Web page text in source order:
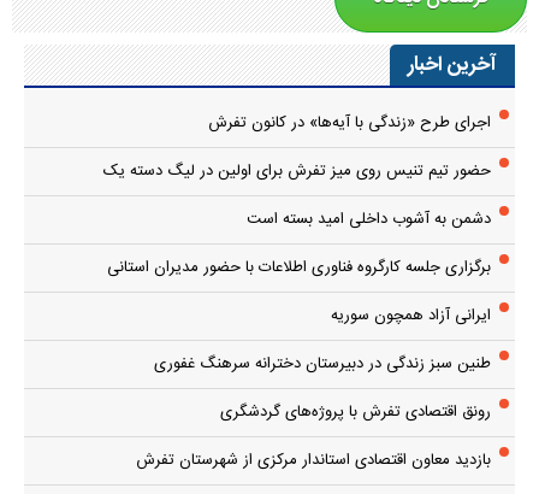
آخرین اخبار
اجرای طرح «زندگی با آیه‌ها» در کانون تفرش
حضور تیم تنیس روی میز تفرش برای اولین در لیگ دسته یک
دشمن به آشوب داخلی امید بسته است
برگزاری جلسه کارگروه فناوری اطلاعات با حضور مدیران استانی
ایرانی آزاد همچون سوریه
طنین سبز زندگی در دبیرستان دخترانه سرهنگ غفوری
رونق اقتصادی تفرش با پروژه‌های گردشگری
بازدید معاون اقتصادی استاندار مرکزی از شهرستان تفرش